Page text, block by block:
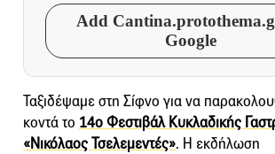
Add
Google
Ταξιδέψαμε στη Σίφνο για να
κοντά το 14ο Φεστιβάλ Κυκλαδικής
«Νικόλαος Τσελεμεντές». Η εκδήλωση